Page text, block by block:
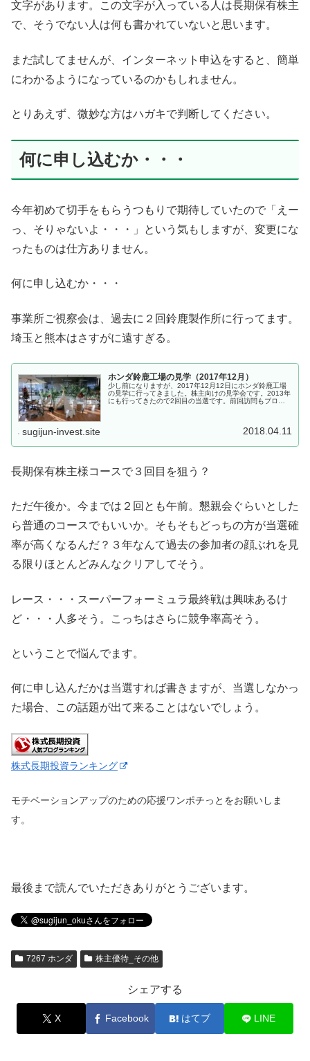
文字があります。この文字が入っている人は長期保有株主
で、そうでない人は何も書かれていないと思います。
まだ試してませんが、インターネット申込をすると、簡単
にわかるようになっているのかもしれません。
とりあえず、微妙な方はハガキで判断してください。
何に申し込むか・・・
今年初めて切手をもらうつもりで期待していたので「えー
っ、そりゃないよ・・・」という気もしますが、変更にな
ったものは仕方ありません。
何に申し込むか・・・
事業所ご視察会は、過去に２回鈴鹿製作所に行ってます。
埼玉と熊本はさすがに遠すぎる。
ホンダ鈴鹿工場の見学（2017年12月）
少し前になりますが、2017年12月12日にホンダ鈴鹿工場
の見学に行ってきました。株主向けの見学会です。2013年
にも行ってきたので2回目の当選です。前回訪問もブログ
sugijun-invest.site 2018.04.11
長期保有株主様コースで３回目を狙う？
ただ午後か。今までは２回とも午前。懇親会ぐらいとした
ら普通のコースでもいいか。そもそもどっちの方が当選確
率が高くなるんだ？３年なんて過去の参加者の顔ぶれを見
る限りほとんどみんなクリアしてそう。
レース・・・スーパーフォーミュラ最終戦は興味あるけ
ど・・・人多そう。こっちはさらに競争率高そう。
ということで悩んでます。
何に申し込んだかは当選すれば書きますが、当選しなかっ
た場合、この話題が出て来ることはないでしょう。
株式長期投資ランキング
モチベーションアップのための応援ワンポチっとをお願いしま
す。
最後まで読んでいただきありがとうございます。
7267 ホンダ 株主優待_その他
シェアする
X Facebook はてブ LINE